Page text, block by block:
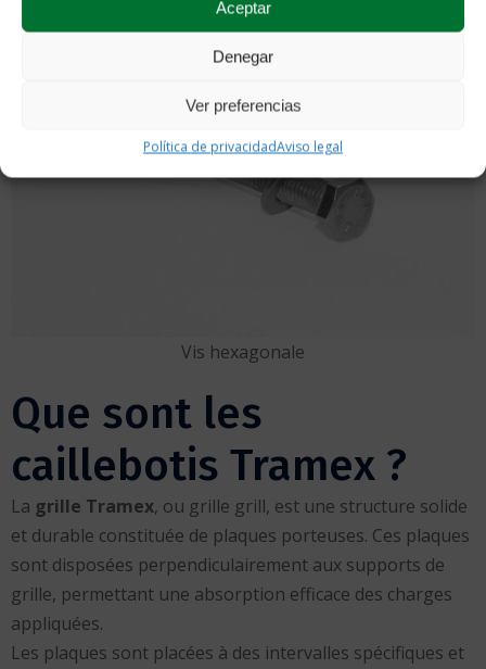
Aceptar
Denegar
Ver preferencias
Política de privacidadAviso legal
Vis hexagonale
Que sont les
caillebotis Tramex ?
La grille Tramex, ou grille grill, est une structure solide
et durable constituée de plaques porteuses. Ces plaques
sont disposées perpendiculairement aux supports de
grille, permettant une absorption efficace des charges
appliquées.
Les plaques sont placées à des intervalles spécifiques et